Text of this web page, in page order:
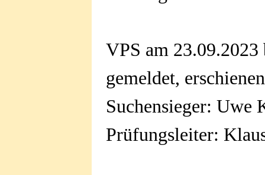
VPS am 23.09.2023
gemeldet,
Suchensieger: Uwe
Prüfungsleiter: